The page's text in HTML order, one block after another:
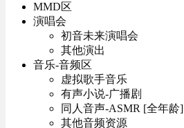
MMD区
演唱会
初音未来演唱会
其他演出
音乐-音频区
虚拟歌手音乐
有声小说-广播剧
同人音声-ASMR [全年龄]
其他音频资源